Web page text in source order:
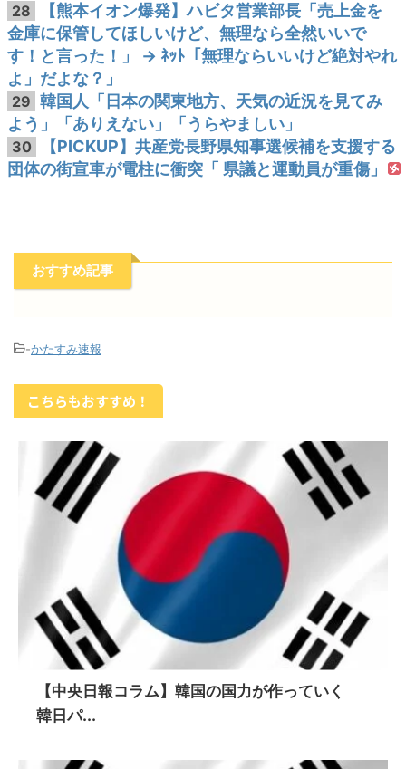
28
【熊本イオン爆発】ハビタ営業部長「売上金を
金庫に保管してほしいけど、無理なら全然いいで
す！と言った！」 → ﾈｯﾄ「無理ならいいけど絶対やれ
よ」だよな？」
29 韓国人「日本の関東地方、天気の近況を見てみ
よう」「ありえない」「うらやましい」
30
【PICKUP】共産党長野県知事選候補を支援する
団体の街宣車が電柱に衝突「 県議と運動員が重傷」
おすすめ記事
-かたすみ速報
こちらもおすすめ！
【中央日報コラム】韓国の国力が作っていく
韓日パ...